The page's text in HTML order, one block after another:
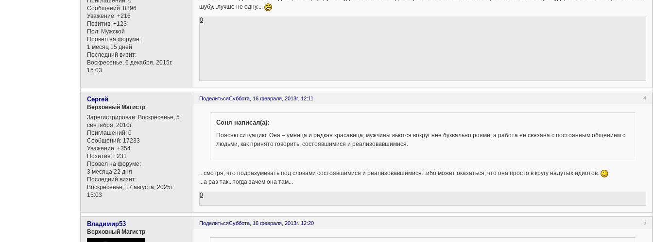
Сообщений: 8896
Уважение: +216
Позитив: +123
Пол: Мужской
Провел на форуме:
1 месяц 15 дней
Последний визит:
Воскресенье, 6 декабря, 2015г.
15:03
шубу...лучше не одну....
0
Поделиться 4
Суббота, 16 февраля, 2013г. 12:11
Сергей
Верховный Магистр
Зарегистрирован: Воскресенье, 5
сентября, 2010г.
Приглашений: 0
Сообщений: 17233
Уважение: +354
Позитив: +231
Провел на форуме:
3 месяца 22 дня
Последний визит:
Воскресенье, 17 августа, 2025г.
15:03
Соня написал(а):
Поясню ситуацию. Она – умница и редкая красавица; мужчины вьются вокруг нее буквально роями, а работа ее связана с постоянным общением с
людьми, как принято говорить, состоявшимися и реализовавшимися.
...смотря, что подразумевать под словами состоявшимися и реализовавшимися...ибо может оказаться, что она просто в кругу надутых идиотов.
...а раз так...тогда зачем она там...
0
Поделиться 5
Суббота, 16 февраля, 2013г. 12:20
Владимир53
Верховный Магистр